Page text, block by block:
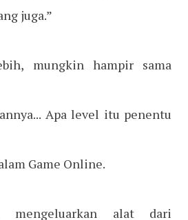
juga.”
mungkin hampir sama
Apa level itu penentu
Game Online.
mengeluarkan alat dari